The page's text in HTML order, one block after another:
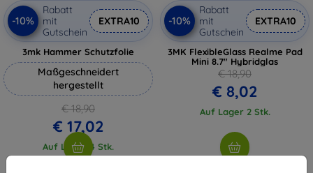
-10%
Rabatt
mit
Gutschein
EXTRA10
3mk Hammer Schutzfolie
Maßgeschneidert
hergestellt
€ 18,90
€ 17,02
Auf Lager 4 Stk.
-10%
Rabatt
mit
Gutschein
EXTRA10
3MK FlexibleGlass Realme Pad
Mini 8.7" Hybridglas
€ 18,90
€ 8,02
Auf Lager 2 Stk.